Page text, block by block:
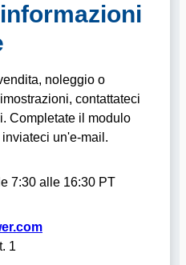
noleggio o
contattateci
Completate il modulo
un'e-mail.
7:30 alle 16:30 PT
1